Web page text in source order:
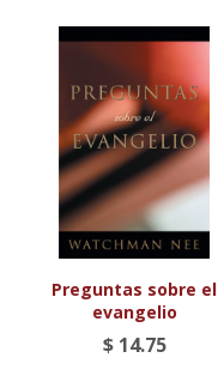
Preguntas sobre el
evangelio
$ 14.75